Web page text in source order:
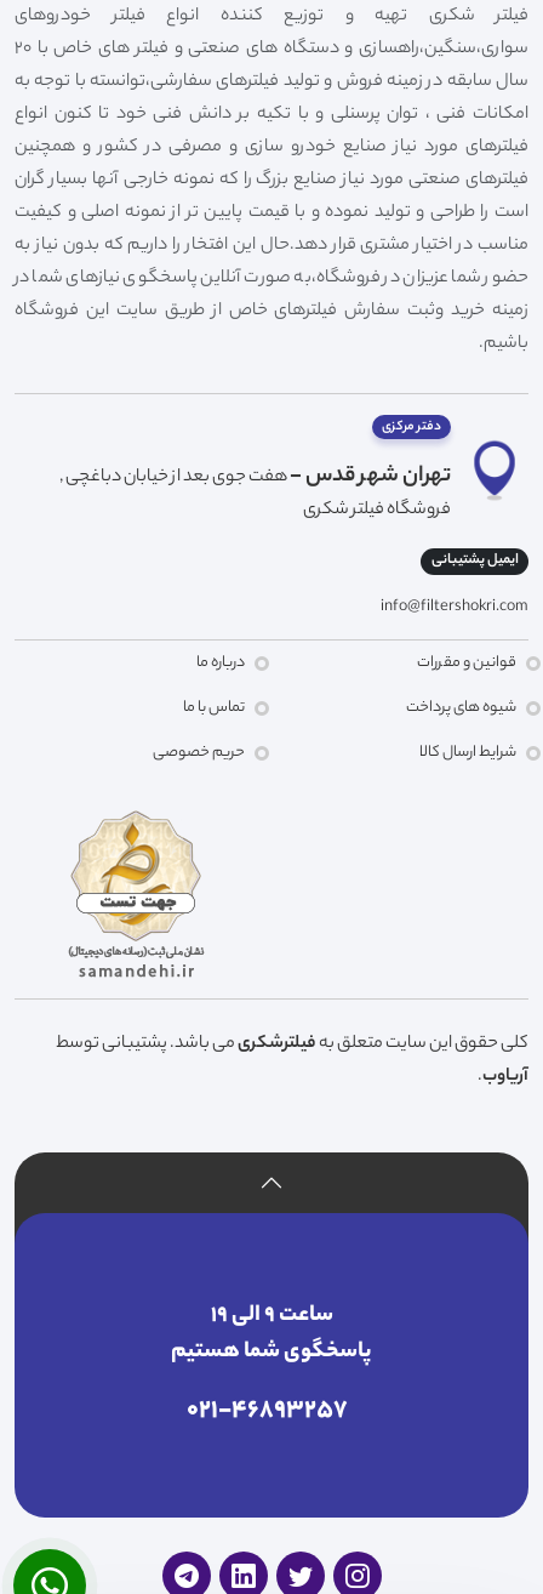
فیلتر شکری تهیه و توزیع کننده انواع فیلتر خودروهای
سواری،سنگین،راهسازی و دستگاه های صنعتی و فیلتر های خاص با 20
سال سابقه در زمینه فروش و تولید فیلترهای سفارشی،توانسته با توجه به
امکانات فنی ، توان پرسنلی و با تکیه بر دانش فنی خود تا کنون انواع
فیلترهای مورد نیاز صنایع خودرو سازی و مصرفی در کشور و همچنین
فیلترهای صنعتی مورد نیاز صنایع بزرگ را که نمونه خارجی آنها بسیار گران
است را طراحی و تولید نموده و با قیمت پایین تر از نمونه اصلی و کیفیت
مناسب در اختیار مشتری قرار دهد.حال این افتخار را داریم که بدون نیاز به
حضور شما عزیزان در فروشگاه،به صورت آنلاین پاسخگوی نیازهای شما در
زمینه خرید وثبت سفارش فیلترهای خاص از طریق سایت این فروشگاه
باشیم.
دفتر مرکزی
تهران شهر قدس -هفت جوی بعد از خیابان دباغچی ,
فروشگاه فیلتر شکری
ایمیل پشتیبانی
info@filtershokri.com
قوانین و مقررات
شیوه های پرداخت
شرایط ارسال کالا
درباره ما
تماس با ما
حریم خصوصی
کلی حقوق این سایت متعلق بهفیلترشکریمی باشد. پشتیبانی توسط
آریاوب.
ساعت ۹ الی ۱۹
پاسخگوی شما هستیم
021-46893257